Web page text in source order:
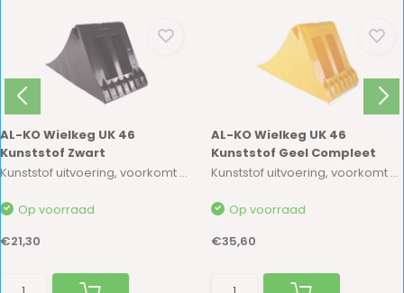
AL-KO Wielkeg UK 46
Kunststof Zwart
Kunststof uitvoering, voorkomt wegrollen op ee...
Op voorraad
€21,30
AL-KO Wielkeg UK 46
Kunststof Geel Compleet
Kunststof uitvoering, voorkomt wegrollen op ee...
Op voorraad
€35,60